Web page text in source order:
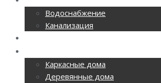
Водоснабжение
Канализация
Каркасные дома
Деревянные дома